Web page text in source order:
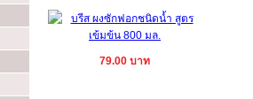
79.00 บาท